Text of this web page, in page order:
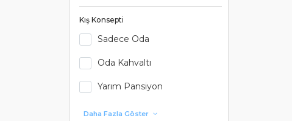
Kış Konsepti
Sadece Oda
Oda Kahvaltı
Yarım Pansiyon
Daha Fazla Göster